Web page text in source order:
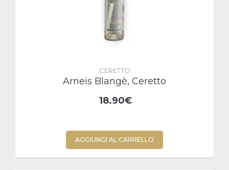
CERETTO
Arneis Blangè, Ceretto
18.90€
AGGIUNGI AL CARRELLO